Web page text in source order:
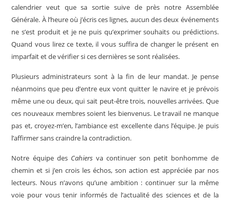
calendrier veut que sa sortie suive de près notre Assemblée
Générale. À l’heure où j’écris ces lignes, aucun des deux événements
ne s’est produit et je ne puis qu’exprimer souhaits ou prédictions.
Quand vous lirez ce texte, il vous suffira de changer le présent en
imparfait et de vérifier si ces dernières se sont réalisées.
Plusieurs administrateurs sont à la fin de leur mandat. Je pense
néanmoins que peu d’entre eux vont quitter le navire et je prévois
même une ou deux, qui sait peut-être trois, nouvelles arrivées. Que
ces nouveaux membres soient les bienvenus. Le travail ne manque
pas et, croyez-m’en, l’ambiance est excellente dans l’équipe. Je puis
l’affirmer sans craindre la contradiction.
Notre équipe des Cahiersva continuer son petit bonhomme de
chemin et si j’en crois les échos, son action est appréciée par nos
lecteurs. Nous n’avons qu’une ambition : continuer sur la même
voie pour vous tenir informés de l’actualité des sciences et de la